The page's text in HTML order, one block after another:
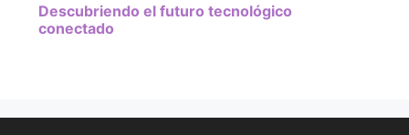
Descubriendo el futuro tecnológico
conectado